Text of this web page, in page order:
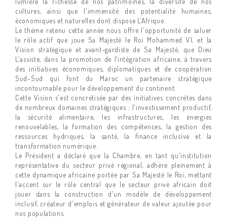
cultures, ainsi que l'immensité des potentialité humaines,
économiques et naturelles dont dispose L’Afrique.
Le thème retenu cette année nous offre l'opportunité de saluer
le rôle actif que joue Sa Majesté le Roi Mohammed VI, et la
Vision stratégique et avant-gardiste de Sa Majesté, que Dieu
L'assiste, dans la promotion de l’intégration africaine, à travers
des initiatives économiques, diplomatiques et de coopération
Sud-Sud qui font du Maroc un partenaire stratégique
incontournable pour le développement du continent.
Cette Vision s'est concrétisée par des initiatives concrètes dans
de nombreux domaines stratégiques : l'investissement productif,
la sécurité alimentaire, les infrastructures, les énergies
renouvelables, la formation des compétences, la gestion des
ressources hydriques, la santé, la finance inclusive et la
transformation numérique.
Le Président a déclaré que la Chambre, en tant qu'institution
représentative du secteur privé régional, adhère pleinement à
cette dynamique africaine portée par Sa Majesté le Roi, mettant
l'accent sur le rôle central que le secteur privé africain doit
jouer dans la construction d'un modèle de développement
inclusif, créateur d'emplois et générateur de valeur ajoutée pour
nos populations.